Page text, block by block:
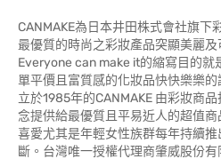
CANMAKE為日本井田株式會社旗下
最優質的時尚之彩妝產品突顯美麗及
Everyone can make it的縮寫目的就
單平價且富質感的化妝品快快樂樂
立於1985年的CANMAKE 由彩妝商
念提供給最優質且平易近人的超值商
喜愛尤其是年輕女性族群每年持續
斷。台灣唯一授權代理商肇威股份有